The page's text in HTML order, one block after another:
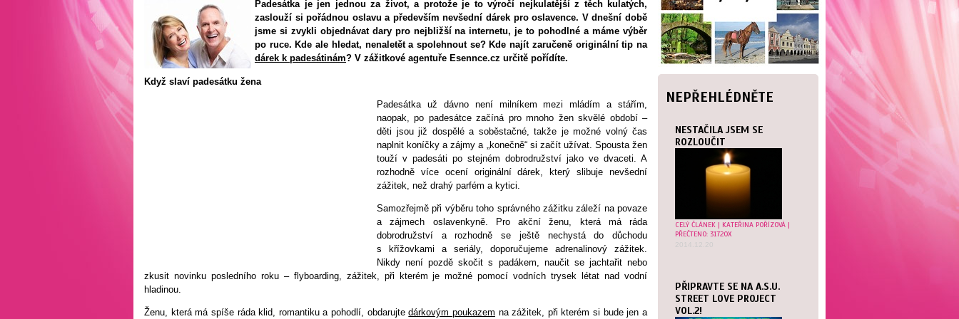
NEPŘEHLÉDNĚTE
NESTAČILA JSEM SE
ROZLOUČIT
CELÝ ČLÁNEK | KATEŘINA POŘÍZOVÁ |
PŘEČTENO: 31720X
2014.12.20
PŘIPRAVTE SE NA A.S.U.
STREET LOVE PROJECT
VOL.2!
Padesátka je jen jednou za život, a protože je to výročí nejkulatější z těch kulatých,
zaslouží si pořádnou oslavu a především nevšední dárek pro oslavence. V dnešní době
jsme si zvykli objednávat dary pro nejbližší na internetu, je to pohodlné a máme výběr
po ruce. Kde ale hledat, nenaletět a spolehnout se? Kde najít zaručeně originální tip na
dárek k padesátinám? V zážitkové agentuře Esennce.cz určitě pořídíte.
Když slaví padesátku žena
Padesátka už dávno není milníkem mezi mládím a stářím,
naopak, po padesátce začíná pro mnoho žen skvělé období –
děti jsou již dospělé a soběstačné, takže je možné volný čas
naplnit koníčky a zájmy a „konečně“ si začít užívat. Spousta žen
touží v padesáti po stejném dobrodružství jako ve dvaceti. A
rozhodně více ocení originální dárek, který slibuje nevšední
zážitek, než drahý parfém a kytici.
Samozřejmě při výběru toho správného zážitku záleží na povaze
a zájmech oslavenkyně. Pro akční ženu, která má ráda
dobrodružství a rozhodně se ještě nechystá do důchodu
s křížovkami a seriály, doporučujeme adrenalinový zážitek.
Nikdy není pozdě skočit s padákem, naučit se jachtařit nebo
zkusit novinku posledního roku – flyboarding, zážitek, při kterém je možné pomocí vodních trysek létat nad vodní
hladinou.
Ženu, která má spíše ráda klid, romantiku a pohodlí, obdarujtedárkovým poukazem na zážitek, při kterém si bude jen a